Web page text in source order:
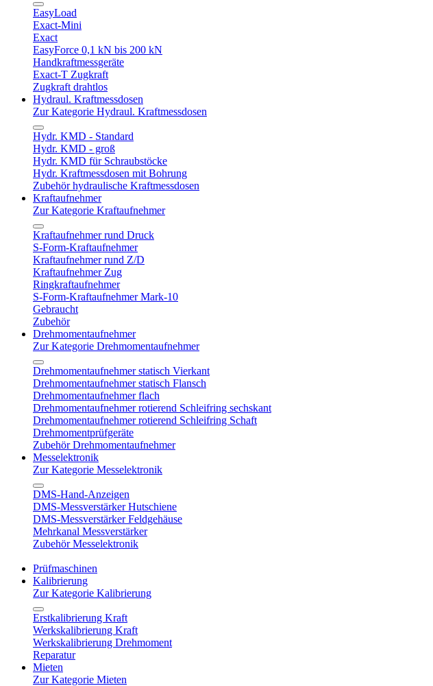
EasyLoad
Exact-Mini
Exact
EasyForce 0,1 kN bis 200 kN
Handkraftmessgeräte
Exact-T Zugkraft
Zugkraft drahtlos
Hydraul. Kraftmessdosen
Zur Kategorie Hydraul. Kraftmessdosen
Hydr. KMD - Standard
Hydr. KMD - groß
Hydr. KMD für Schraubstöcke
Hydr. Kraftmessdosen mit Bohrung
Zubehör hydraulische Kraftmessdosen
Kraftaufnehmer
Zur Kategorie Kraftaufnehmer
Kraftaufnehmer rund Druck
S-Form-Kraftaufnehmer
Kraftaufnehmer rund Z/D
Kraftaufnehmer Zug
Ringkraftaufnehmer
S-Form-Kraftaufnehmer Mark-10
Gebraucht
Zubehör
Drehmomentaufnehmer
Zur Kategorie Drehmomentaufnehmer
Drehmomentaufnehmer statisch Vierkant
Drehmomentaufnehmer statisch Flansch
Drehmomentaufnehmer flach
Drehmomentaufnehmer rotierend Schleifring sechskant
Drehmomentaufnehmer rotierend Schleifring Schaft
Drehmomentprüfgeräte
Zubehör Drehmomentaufnehmer
Messelektronik
Zur Kategorie Messelektronik
DMS-Hand-Anzeigen
DMS-Messverstärker Hutschiene
DMS-Messverstärker Feldgehäuse
Mehrkanal Messverstärker
Zubehör Messelektronik
Prüfmaschinen
Kalibrierung
Zur Kategorie Kalibrierung
Erstkalibrierung Kraft
Werkskalibrierung Kraft
Werkskalibrierung Drehmoment
Reparatur
Mieten
Zur Kategorie Mieten